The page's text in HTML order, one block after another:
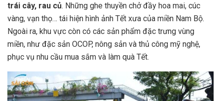
trái cây, rau củ. Những ghe thuyền chở đầy hoa mai, cúc
vàng, vạn thọ… tái hiện hình ảnh Tết xưa của miền Nam Bộ.
Ngoài ra, khu vực còn có các sản phẩm đặc trưng vùng
miền, như đặc sản OCOP, nông sản và thủ công mỹ nghệ,
phục vụ nhu cầu mua sắm và làm quà Tết.